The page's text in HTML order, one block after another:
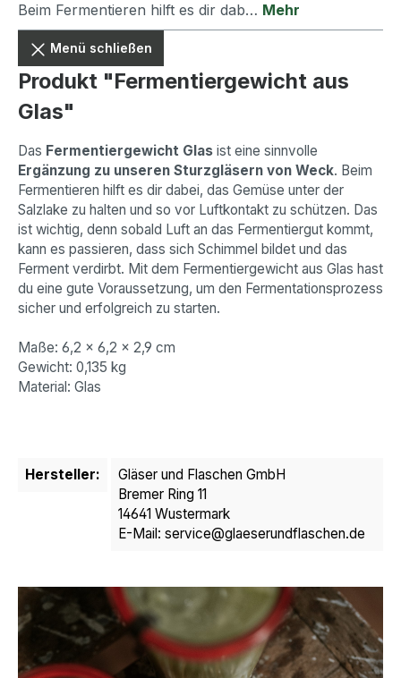
Beim Fermentieren hilft es dir dab… Mehr
Menü schließen
Produkt "Fermentiergewicht aus
Glas"
Das Fermentiergewicht Glas ist eine sinnvolle
Ergänzung zu unseren Sturzgläsern von Weck. Beim
Fermentieren hilft es dir dabei, das Gemüse unter der
Salzlake zu halten und so vor Luftkontakt zu schützen. Das
ist wichtig, denn sobald Luft an das Fermentiergut kommt,
kann es passieren, dass sich Schimmel bildet und das
Ferment verdirbt. Mit dem Fermentiergewicht aus Glas hast
du eine gute Voraussetzung, um den Fermentationsprozess
sicher und erfolgreich zu starten.
Maße: 6,2 x 6,2 x 2,9 cm
Gewicht: 0,135 kg
Material: Glas
Hersteller:
Gläser und Flaschen GmbH
Bremer Ring 11
14641 Wustermark
E-Mail: service@glaeserundflaschen.de